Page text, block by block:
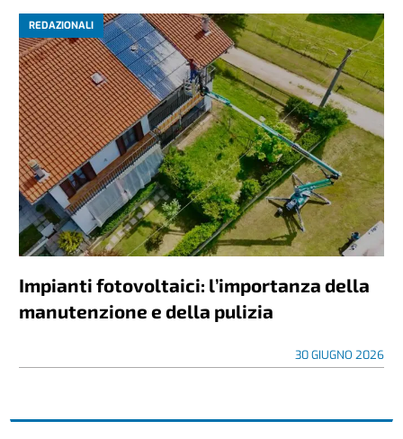
REDAZIONALI
Impianti fotovoltaici: l’importanza della
manutenzione e della pulizia
30 GIUGNO 2026